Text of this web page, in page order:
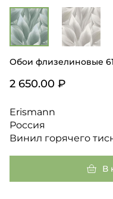
Обои флизелиновые
2 650.00 ₽
Erismann
Россия
Винил горячего
В